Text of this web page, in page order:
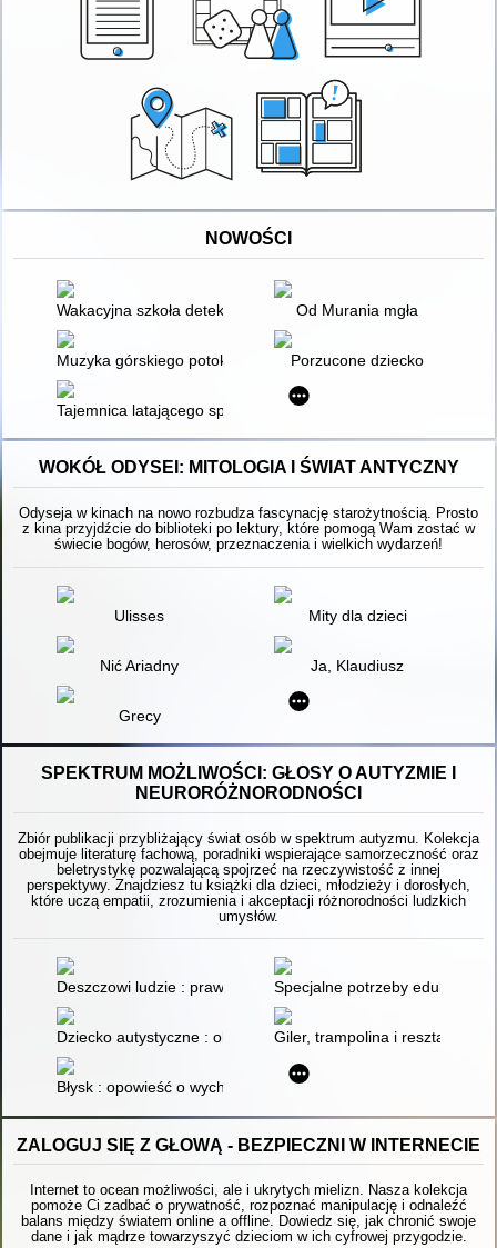
NOWOŚCI
Wakacyjna szkoła detektywów Od Murania mgła
Muzyka górskiego potoku Porzucone dziecko
Tajemnica latającego spodka
WOKÓŁ ODYSEI: MITOLOGIA I ŚWIAT ANTYCZNY
Odyseja w kinach na nowo rozbudza fascynację starożytnością. Prosto
z kina przyjdźcie do biblioteki po lektury, które pomogą Wam zostać w
świecie bogów, herosów, przeznaczenia i wielkich wydarzeń!
Ulisses Mity dla dzieci
Nić Ariadny Ja, Klaudiusz
Grecy
SPEKTRUM MOŻLIWOŚCI: GŁOSY O AUTYZMIE I
NEURORÓŻNORODNOŚCI
Zbiór publikacji przybliżający świat osób w spektrum autyzmu. Kolekcja
obejmuje literaturę fachową, poradniki wspierające samorzeczność oraz
beletrystykę pozwalającą spojrzeć na rzeczywistość z innej
perspektywy. Znajdziesz tu książki dla dzieci, młodzieży i dorosłych,
które uczą empatii, zrozumienia i akceptacji różnorodności ludzkich
umysłów.
Deszczowi ludzie : prawdziwe historie osób z autyzmem
Specjalne potrzeby
Dziecko autystyczne : objawy i wspomaganie : prawdziwa
Giler, trampolina i reszta świata
Błysk : opowieść o wychowaniu, geniuszu i autyzmie
ZALOGUJ SIĘ Z GŁOWĄ - BEZPIECZNI W INTERNECIE
Internet to ocean możliwości, ale i ukrytych mielizn. Nasza kolekcja
pomoże Ci zadbać o prywatność, rozpoznać manipulację i odnaleźć
balans między światem online a offline. Dowiedz się, jak chronić swoje
dane i jak mądrze towarzyszyć dzieciom w ich cyfrowej przygodzie.